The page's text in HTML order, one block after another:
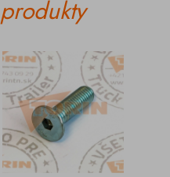
produkty